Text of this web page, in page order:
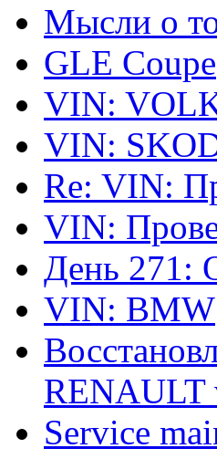
Мысли о
GLE Coupe
VIN:
VIN:
Re: VIN:
VIN:
День 271:
VIN: BMW
RENAULT
Service